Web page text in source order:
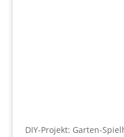
DIY-Projekt: Garten-